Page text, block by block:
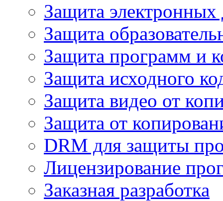
Защита электронных
Защита
Защита программ и
Защита исходного
Защита видео от
Защита от
DRM для защиты
Лицензирование
Заказная разработка